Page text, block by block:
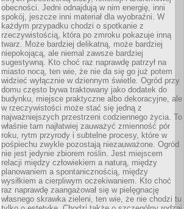
obecności. Jedni odnajdują w nim energię, inni
spokój, jeszcze inni materiał dla wyobraźni. W
każdym przypadku chodzi o spotkanie z
rzeczywistością, która po zmroku pokazuje inną
twarz. Może bardziej delikatną, może bardziej
niepokojącą, ale niemal zawsze bardziej
sugestywną. Kto choć raz naprawdę patrzył na
miasto nocą, ten wie, że nie da się go już potem
widzieć wyłącznie w dziennym świetle. Ogród przy
domu często bywa traktowany jako dodatek do
budynku, miejsce praktyczne albo dekoracyjne, ale
w rzeczywistości może stać się jedną z
najważniejszych przestrzeni codziennego życia. To
właśnie tam najłatwiej zauważyć zmienność pór
roku, rytm przyrody i subtelne procesy, które w
pośpiechu zwykle pozostają niezauważone. Ogród
nie jest jedynie zbiorem roślin. Jest miejscem
relacji między człowiekiem a naturą, między
planowaniem a spontanicznością, między
wysiłkiem a cierpliwym oczekiwaniem. Kto choć
raz naprawdę zaangażował się w pielęgnację
własnego skrawka zieleni, ten wie, że nie chodzi tu